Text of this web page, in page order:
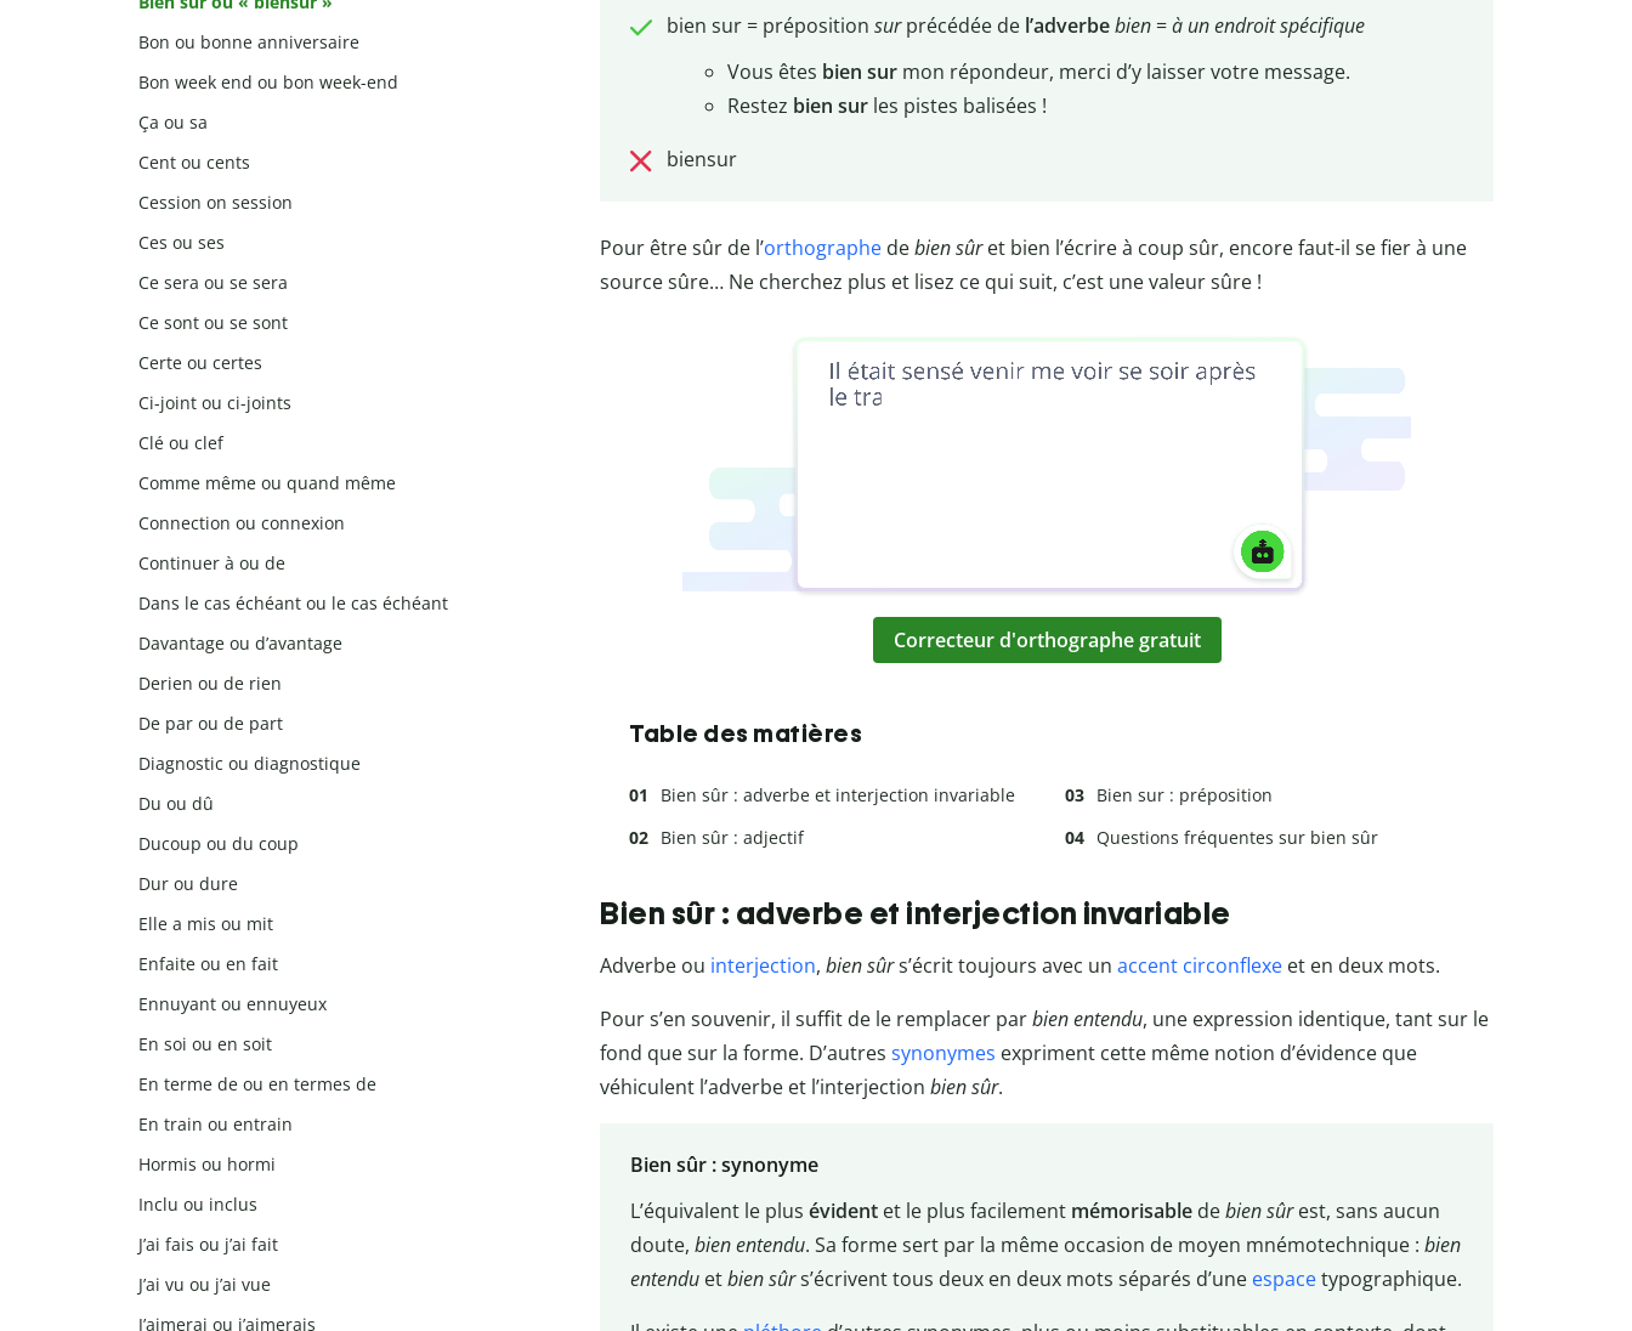
bien sur = préposition surprécédée de l’adverbebien=à un endroit spécifique
Vous êtes bien sur mon répondeur, merci d’y laisser votre message.
Restez bien surles pistes balisées !
biensur
Pour être sûr de l’orthographe debien sûret bien l’écrire à coup sûr, encore faut-il se fier à une
source sûre… Ne cherchez plus et lisez ce qui suit, c’est une valeur sûre !
Correcteur d'orthographe gratuit
Table des matières
Bien sûr : adverbe et interjection invariable
Bien sûr : adjectif
Bien sur : préposition
Questions fréquentes sur bien sûr
Bien sûr : adverbe et interjection invariable
Adverbe ou interjection, bien sûrs’écrit toujours avec un accent circonflexe et en deux mots.
Pour s’en souvenir, il suffit de le remplacer parbien entendu, une expression identique, tant sur le
fond que sur la forme. D’autres synonymes expriment cette même notion d’évidence que
véhiculent l’adverbe et l’interjection bien sûr.
Bien sûr : synonyme
L’équivalent le plus évident et le plus facilement mémorisable debien sûrest, sans aucun
doute, bien entendu. Sa forme sert par la même occasion de moyen mnémotechnique : bien
entenduetbien sûrs’écrivent tous deux en deux mots séparés d’une espacetypographique.
Bon ou bonne anniversaire
Bon week end ou bon week-end
Ça ou sa
Cent ou cents
Cession on session
Ces ou ses
Ce sera ou se sera
Ce sont ou se sont
Certe ou certes
Ci-joint ou ci-joints
Clé ou clef
Comme même ou quand même
Connection ou connexion
Continuer à ou de
Dans le cas échéant ou le cas échéant
Davantage ou d’avantage
Derien ou de rien
De par ou de part
Diagnostic ou diagnostique
Du ou dû
Ducoup ou du coup
Dur ou dure
Elle a mis ou mit
Enfaite ou en fait
Ennuyant ou ennuyeux
En soi ou en soit
En terme de ou en termes de
En train ou entrain
Hormis ou hormi
Inclu ou inclus
J’ai fais ou j’ai fait
J’ai vu ou j’ai vue
J’aimerai ou j’aimerais